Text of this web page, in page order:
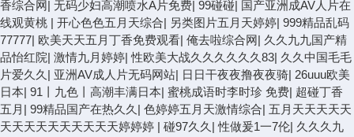
香综合网| 无码少妇高潮喷水A片免费| 99碰碰| 国产亚洲成AV人片在
线观黄桃 | 开心色色五月天综合| 另类图片五月天婷婷| 999精品乱码
77777| 欧美天天五月丁香免费观看| 俺去啦综合网| 久久九九国产精
品怡红院| 激情九月婷婷|性欧美大战久久久久久久83| 久久中国毛毛
片爱久久 | 亚洲AV成人片无码网站| 日日干夜夜撸夜夜骑| 26uuu欧美
日本| 91丨九色丨高潮丰满日本| 蜜桃成语时李时珍 免费| 超碰丁香
五月 | 99精品国产在热久久 | 色婷婷五月天激情综合| 五月天天天天天
天天天天天天天天天天婷婷婷 | 碰97久久 |性做爰1一7伦| 久久久九